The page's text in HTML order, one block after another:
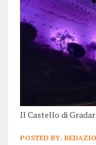
Il Castello di
POSTED BY: